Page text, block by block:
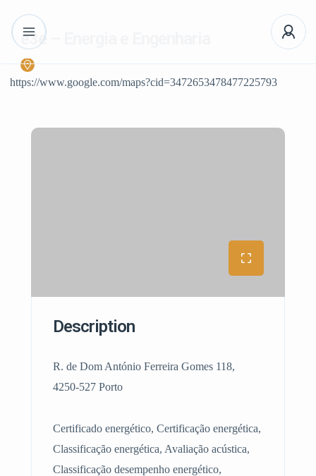
e3e – Energia e Engenharia
https://www.google.com/maps?cid=3472653478477225793
Description
R. de Dom António Ferreira Gomes 118,
4250-527 Porto
Certificado energético, Certificação energética,
Classificação energética, Avaliação acústica,
Classificação desempenho energético,